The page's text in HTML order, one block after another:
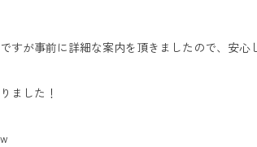
が事前に詳細な案内を頂きましたので、安心
ました！